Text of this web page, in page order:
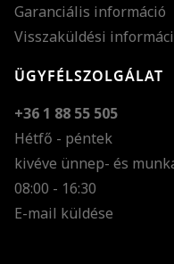
Garanciális információ
Visszaküldési
ÜGYFÉLSZOLGÁLAT
+36 1 88 55 505
Hétfő - péntek
kivéve ünnep- és
08:00 - 16:30
E-mail küldése